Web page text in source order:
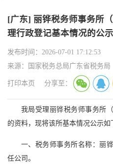
[广东] 丽铧税务师事务所
理行政登记基本情况的公示
发布时间： 2026-07-01 17:12:53
来源：
国家税务总局广东省税务局
打印本页 分享至：
我局受理丽铧税务师事务所
的资料，现将该所基本情况公示如
一、税务师事务所名称：丽
任公司。